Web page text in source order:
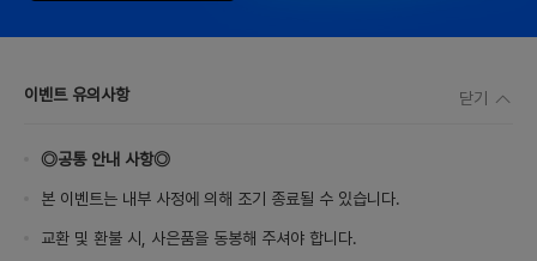
이벤트 유의사항 닫기
◎공통 안내 사항◎
본 이벤트는 내부 사정에 의해 조기 종료될 수 있습니다.
교환 및 환불 시, 사은품을 동봉해 주셔야 합니다.